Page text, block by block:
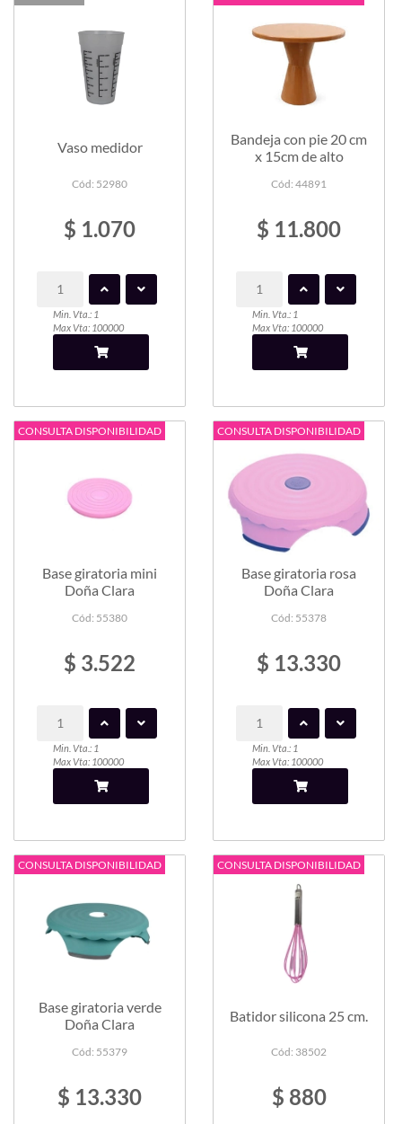
Vaso medidor
Cód: 52980
$ 1.070
Min. Vta.: 1
Max Vta: 100000
Bandeja con pie 20 cm
x 15cm de alto
Cód: 44891
$ 11.800
Min. Vta.: 1
Max Vta: 100000
CONSULTA DISPONIBILIDAD
Base giratoria mini
Doña Clara
Cód: 55380
$ 3.522
Min. Vta.: 1
Max Vta: 100000
CONSULTA DISPONIBILIDAD
Base giratoria rosa
Doña Clara
Cód: 55378
$ 13.330
Min. Vta.: 1
Max Vta: 100000
CONSULTA DISPONIBILIDAD
Base giratoria verde
Doña Clara
Cód: 55379
$ 13.330
CONSULTA DISPONIBILIDAD
Batidor silicona 25 cm.
Cód: 38502
$ 880